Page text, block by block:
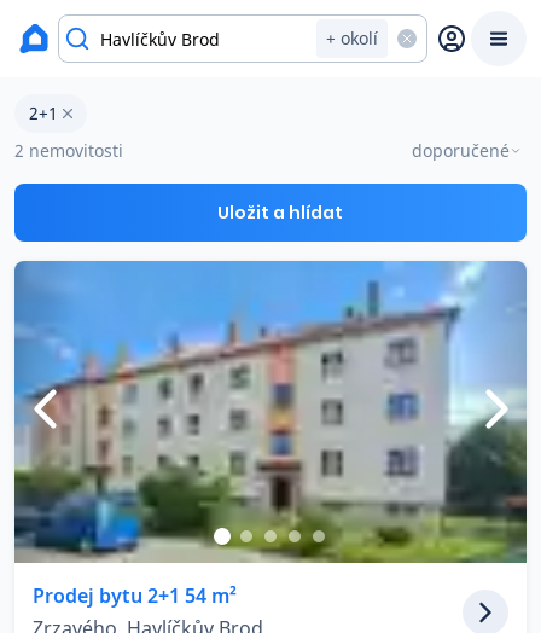
+ okolí
Prodat
Prodej s Reas.cz
Ceny prodaných nemovitostí
Okamžitý výkup
Přehled realitních makléřů
Co říkají naši zákazníci
okres Havlíčkův Brod
Byty 2+1 na prodej Havlíčkův Brod
2+1
2 nemovitosti
doporučené
Uložit a hlídat
Prodej bytu 2+1 54 m²